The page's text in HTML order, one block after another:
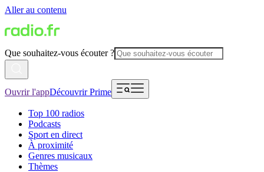
Aller au contenu
Que souhaitez-vous écouter ?
Ouvrir l'appDécouvrir Prime
Top 100 radios
Podcasts
Sport en direct
À proximité
Genres musicaux
Thèmes